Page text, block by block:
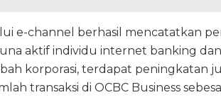
e-channel berhasil mencatatkan
aktif individu internet banking
korporasi, terdapat peningkatan
transaksi di OCBC Business